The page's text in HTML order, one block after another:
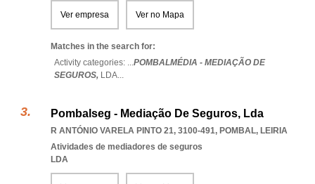
Ver empresa Ver no Mapa
Matches in the search for:
Activity categories: ...POMBALMÉDIA - MEDIAÇÃO DE
SEGUROS, LDA...
Pombalseg - Mediação De Seguros, Lda
R ANTÓNIO VARELA PINTO 21, 3100-491, POMBAL, LEIRIA
Atividades de mediadores de seguros
LDA